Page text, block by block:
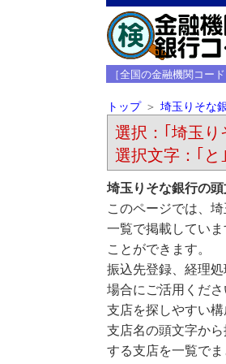
［全国の金融機関コー
トップ 埼玉りそな
選択：｢埼玉
選択文字：｢
埼玉りそな銀行の
このページでは、
一覧で掲載してい
ことができます。
振込先登録、経理
場合にご活用くだ
支店を探しやすい構
支店名の頭文字か
する支店を一覧で